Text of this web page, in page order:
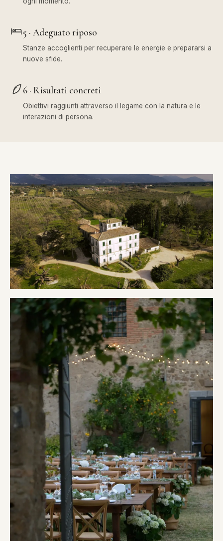
5 · Adeguato riposo
Stanze accoglienti per recuperare le energie e prepararsi a
nuove sfide.
6 · Risultati concreti
Obiettivi raggiunti attraverso il legame con la natura e le
interazioni di persona.